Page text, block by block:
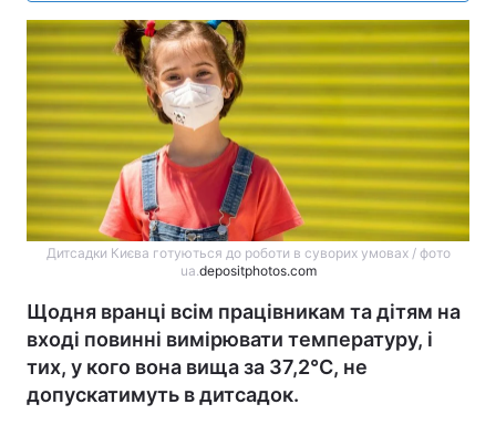
Дитсадки Києва готуються до роботи в суворих умовах / фото
ua.depositphotos.com
Щодня вранці всім працівникам та дітям на
вході повинні вимірювати температуру, і
тих, у кого вона вища за 37,2°C, не
допускатимуть в дитсадок.